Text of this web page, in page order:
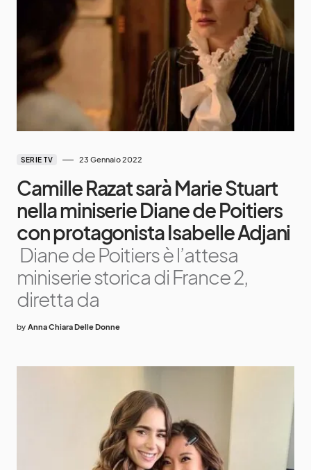
SERIE TV 23 Gennaio 2022
Camille Razat sarà Marie Stuart
nella miniserie Diane de Poitiers
con protagonista Isabelle Adjani
Diane de Poitiers è l’attesa
miniserie storica di France 2,
diretta da
by Anna Chiara Delle Donne